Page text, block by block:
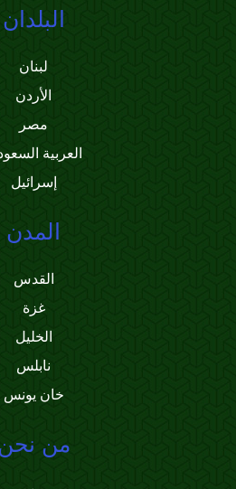
البلدان
لبنان
الأردن
مصر
العربية
إسرائيل
المدن
القدس
غزة
الخليل
نابلس
خان يونس
من